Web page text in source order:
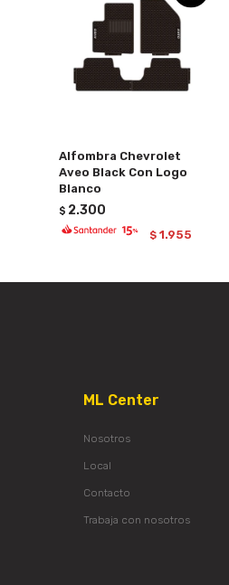
Alfombra Chevrolet
Aveo Black Con Logo
Blanco
$ 2.300
$ 1.955
ML Center
Nosotros
Local
Contacto
Trabaja con nosotros